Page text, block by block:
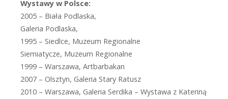
Wystawy w Polsce:
2005 – Biała Podlaska,
Galeria Podlaska,
1995 – Siedlce, Muzeum Regionalne
Siemiatycze, Muzeum Regionalne
1999 – Warszawa, Artbarbakan
2007 – Olsztyn, Galeria Stary Ratusz
2010 – Warszawa, Galeria Serdika – Wystawa z Kateriną